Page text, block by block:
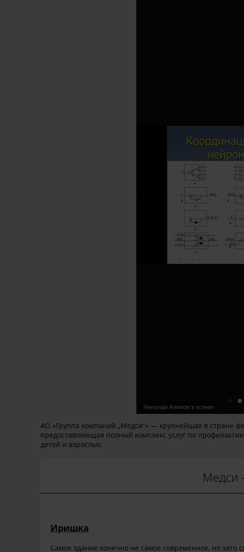
АО «Группа компаний „Медси“» — крупнейшая в стране
предоставляющая полный комплекс услуг по
детей и взрослых.
Медси
Иришка
Самое здание конечно не самое современное, но